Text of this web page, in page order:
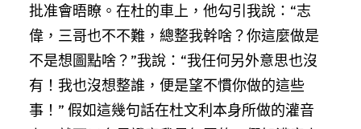
批准會晤瞭。在杜的車上，他勾引我說：“志
偉，三哥也不不難，總整我幹啥？你這麼做是
不是想圖點啥？”我說：“我任何另外意思也沒
有！我也沒想整誰，便是望不慣你做的這些
事！” 假如這幾句話在杜文利本身所做的灌音